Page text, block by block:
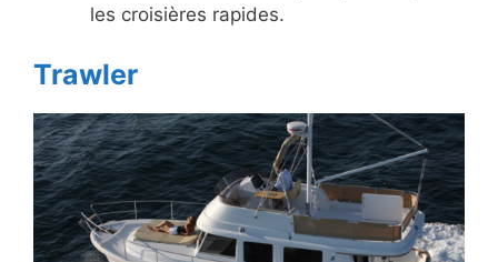
les croisières rapides.
Trawler